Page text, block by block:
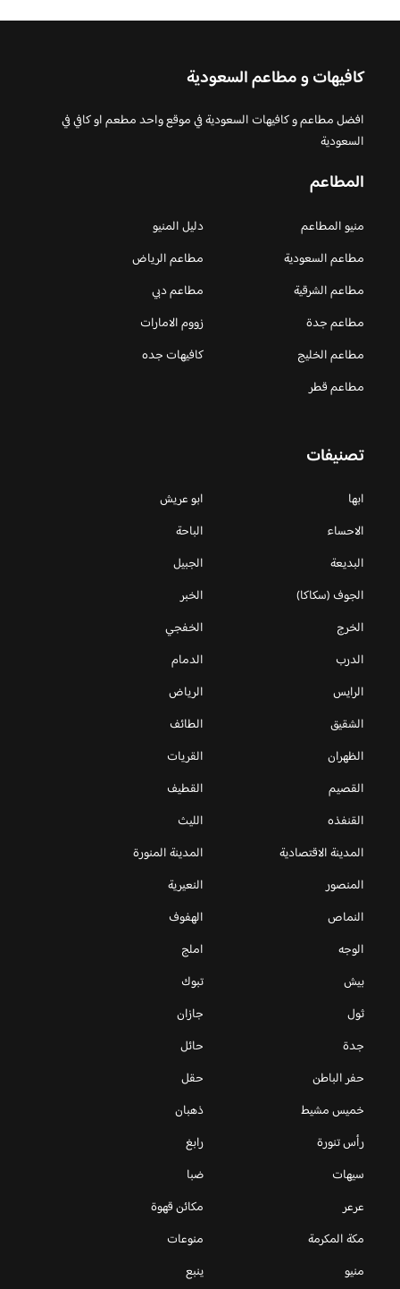
كافيهات و مطاعم السعودية
افضل مطاعم و كافيهات السعودية في موقع واحد مطعم او كافي في
السعودية
المطاعم
منيو المطاعم
دليل المنيو
مطاعم السعودية
مطاعم الرياض
مطاعم الشرقية
مطاعم دبي
مطاعم جدة
زووم الامارات
مطاعم الخليج
كافيهات جده
مطاعم قطر
تصنيفات
ابها
ابو عريش
الاحساء
الباحة
البديعة
الجبيل
الجوف (سكاكا)
الخبر
الخرج
الخفجي
الدرب
الدمام
الرايس
الرياض
الشقيق
الطائف
الظهران
القريات
القصيم
القطيف
القنفذه
الليث
المدينة الاقتصادية
المدينة المنورة
المنصور
النعيرية
النماص
الهفوف
الوجه
املج
بيش
تبوك
ثول
جازان
جدة
حائل
حفر الباطن
حقل
خميس مشيط
ذهبان
رأس تنورة
رابغ
سيهات
ضبا
عرعر
مكائن قهوة
مكة المكرمة
منوعات
منيو
ينبع